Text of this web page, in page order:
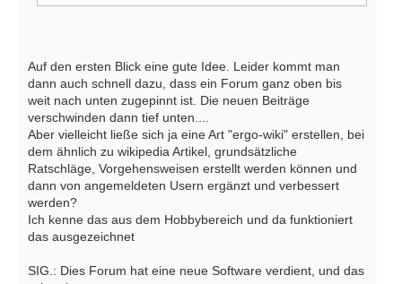
Auf den ersten Blick eine gute Idee. Leider kommt man
dann auch schnell dazu, dass ein Forum ganz oben bis
weit nach unten zugepinnt ist. Die neuen Beiträge
verschwinden dann tief unten....
Aber vielleicht ließe sich ja eine Art "ergo-wiki" erstellen, bei
dem ähnlich zu wikipedia Artikel, grundsätzliche
Ratschläge, Vorgehensweisen erstellt werden können und
dann von angemeldeten Usern ergänzt und verbessert
werden?
Ich kenne das aus dem Hobbybereich und da funktioniert
das ausgezeichnet
SIG.: Dies Forum hat eine neue Software verdient, und das